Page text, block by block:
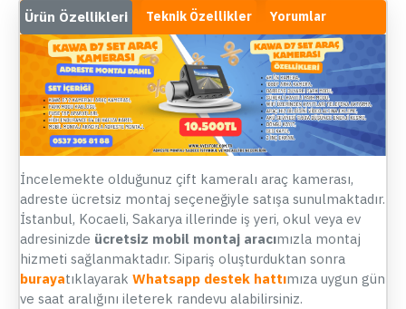
Ürün Özellikleri Teknik Özellikler Yorumlar
İncelemekte olduğunuz çift kameralı araç kamerası,
adreste ücretsiz montaj seçeneğiyle satışa sunulmaktadır.
İstanbul, Kocaeli, Sakarya illerinde iş yeri, okul veya ev
adresinizde ücretsiz mobil montaj aracımızla montaj
hizmeti sağlanmaktadır. Sipariş oluşturduktan sonra
burayatıklayarak Whatsapp destek hattımıza uygun gün
ve saat aralığını ileterek randevu alabilirsiniz.